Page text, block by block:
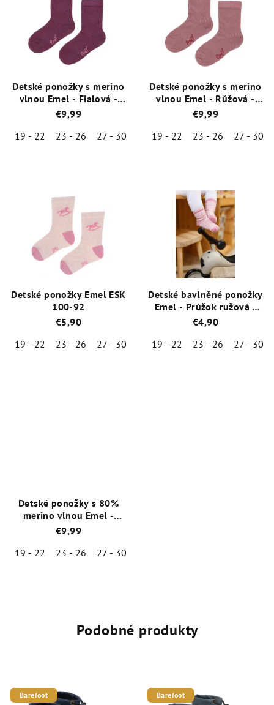
Detské ponožky s merino
vlnou Emel - Fialová -
ESK 100-57
€9,99
19 - 22
23 - 26
27 - 30
je
5,0
5
hviezdičiek.
Detské ponožky s merino
vlnou Emel - Růžová -
ESK 100-56
€9,99
19 - 22
23 - 26
27 - 30
je
5,0
z
5
hviezdičiek.
Detské ponožky Emel ESK
100-92
€5,90
19 - 22
23 - 26
27 - 30
Detské bavlněné ponožky
Emel - Prúžok ružová -
100-63
€4,90
19 - 22
23 - 26
27 - 30
Detské ponožky s 80%
merino vlnou Emel -
Hnedá - ESK 100-52
€9,99
19 - 22
23 - 26 27 - 30
5,0Podobné produkty
Barefoot Barefoot